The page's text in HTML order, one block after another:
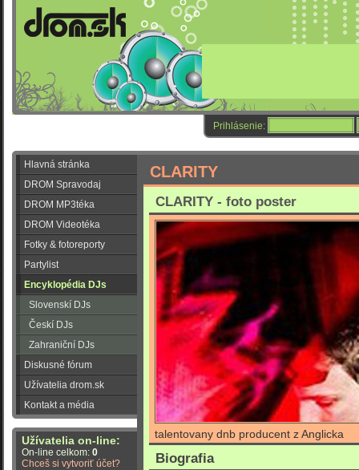
Prihlásenie:
Hlavná stránka
DROM Spravodaj
DROM MP3téka
DROM Videotéka
Fotky & fotoreporty
Partylist
Encyklopédia DJs
Slovenskí DJs
Českí DJs
Zahraniční DJs
Diskusné fórum
Užívatelia drom.sk
Kontakt a média
Užívatelia on-line:
On-line celkom: 0
Chceš si vytvoriť účet?
CLARITY
CLARITY - foto poster
talentovany dnb producent z Anglicka
Biografia